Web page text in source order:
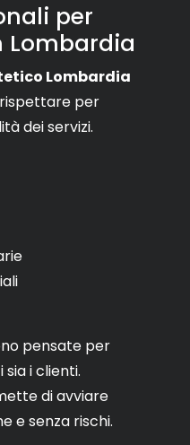
per
Lombardia
Lombardia
per
dei servizi.
pensate per
i clienti.
di avviare
e senza rischi.